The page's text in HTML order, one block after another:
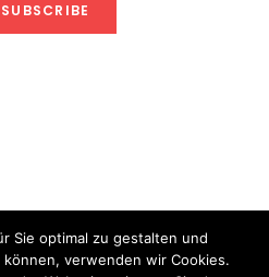
Sie optimal zu gestalten und
verwenden wir Cookies.